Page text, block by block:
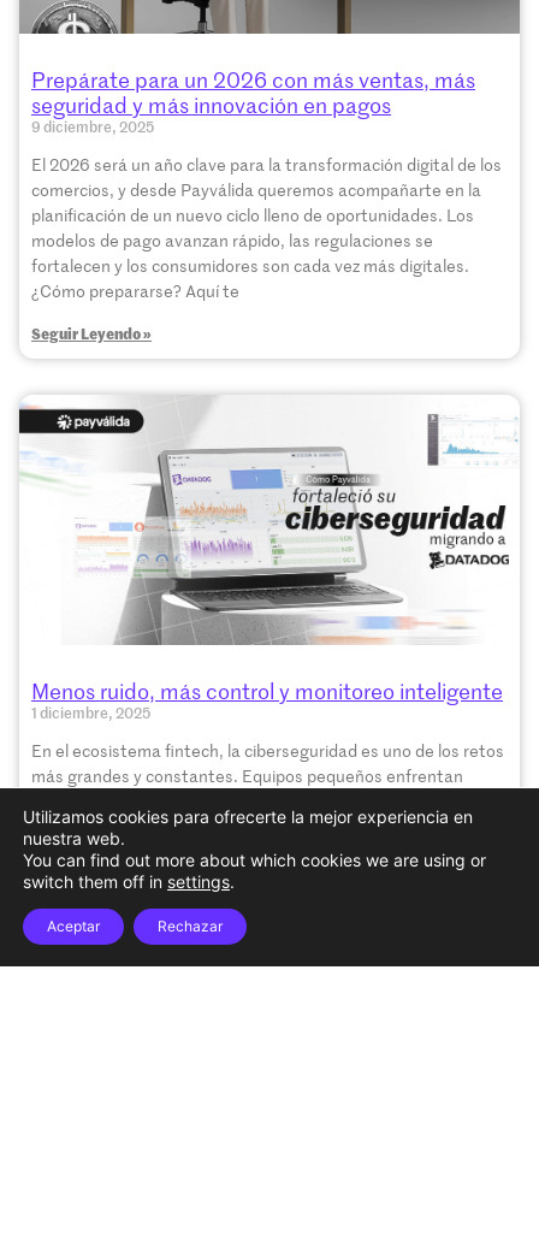
Prepárate para un 2026 con más ventas, más
seguridad y más innovación en pagos
9 diciembre, 2025
El 2026 será un año clave para la transformación digital de los
comercios, y desde Payválida queremos acompañarte en la
planificación de un nuevo ciclo lleno de oportunidades. Los
modelos de pago avanzan rápido, las regulaciones se
fortalecen y los consumidores son cada vez más digitales.
¿Cómo prepararse? Aquí te
Seguir Leyendo »
Menos ruido, más control y monitoreo inteligente
1 diciembre, 2025
En el ecosistema fintech, la ciberseguridad es uno de los retos
más grandes y constantes. Equipos pequeños enfrentan
alertas y detectar incidentes reales entre una enorme
cantidad de falsos positivos. En ese panorama, un descuido
puede convertirse en una brecha crítica. Este desafío
Seguir Leyendo »
Utilizamos cookies para ofrecerte la mejor experiencia en
nuestra web.
You can find out more about which cookies we are using or
switch them off in settings.
Aceptar Rechazar